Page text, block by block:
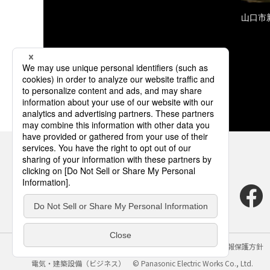
山口市
サイトのご利用にあたって クッキーポリシー
個人情報保護方針
電気・建築設備（ビジネス）
© Panasonic Electric Works Co., Ltd.